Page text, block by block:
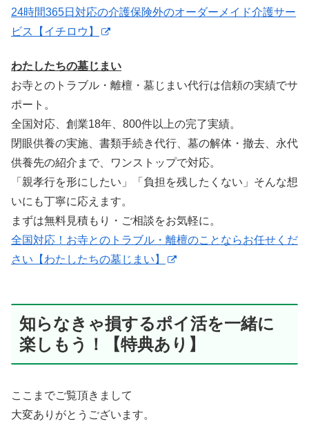
24時間365日対応の介護保険外のオーダーメイド介護サー
ビス【イチロウ】
わたしたちの墓じまい
お寺とのトラブル・離檀・墓じまい代行は信頼の実績でサ
ポート。
全国対応、創業18年、800件以上の完了実績。
閉眼供養の実施、書類手続き代行、墓の解体・撤去、永代
供養先の紹介まで、ワンストップで対応。
「親孝行を形にしたい」「負担を残したくない」そんな想
いにも丁寧に応えます。
まずは無料見積もり・ご相談をお気軽に。
全国対応！お寺とのトラブル・離檀のことならお任せくだ
さい【わたしたちの墓じまい】
知らなきゃ損するポイ活を一緒に
楽しもう！【特典あり】
ここまでご覧頂きまして
大変ありがとうございます。